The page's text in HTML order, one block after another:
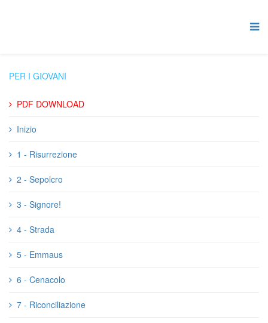
PER I GIOVANI
PDF DOWNLOAD
Inizio
1 - Risurrezione
2 - Sepolcro
3 - Signore!
4 - Strada
5 - Emmaus
6 - Cenacolo
7 - Riconciliazione